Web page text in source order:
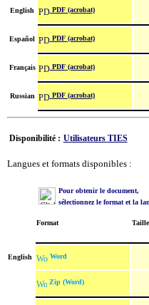
English PDF (acrobat)
Español PDF (acrobat)
Français PDF (acrobat)
Russian PDF (acrobat)
Disponibilité : Utilisateurs TIES
Langues et formats disponibles :
Pour obtenir le document,
sélectionnez le format et la
Format Taille
English Word
Zip (Word)